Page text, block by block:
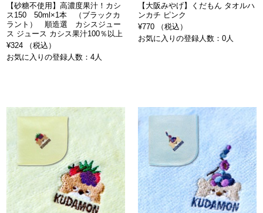
【砂糖不使用】高濃度果汁！カシ
ス150 50ml×1本 （ブラックカ
ラント） 順造選 カシスジュー
ス ジュース カシス果汁100％以上
¥324 （税込）
お気に入りの登録人数：4人
【大阪みやげ】くだもん タオルハ
ンカチ ピンク
¥770 （税込）
お気に入りの登録人数：0人